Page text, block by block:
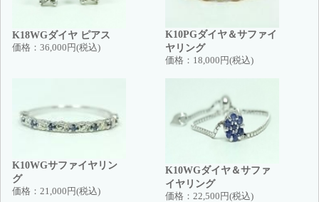
K18WGダイヤ ピアス
価格： 36,000円(税込)
K10PGダイヤ＆サファイ
ヤリング
価格： 18,000円(税込)
K10WGサファイヤリン
グ
価格： 21,000円(税込)
K10WGダイヤ＆サファ
イヤリング
価格： 22,500円(税込)